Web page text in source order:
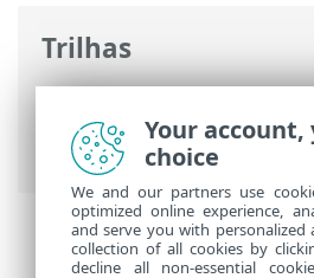
Trilhas
Ajuda on-line ESET>
Preferências do
Atualizações de módulos
Your account,
choice
We and our partners use
optimized online experience,
and serve you with personalized
collection of all cookies by
decline all non-essential